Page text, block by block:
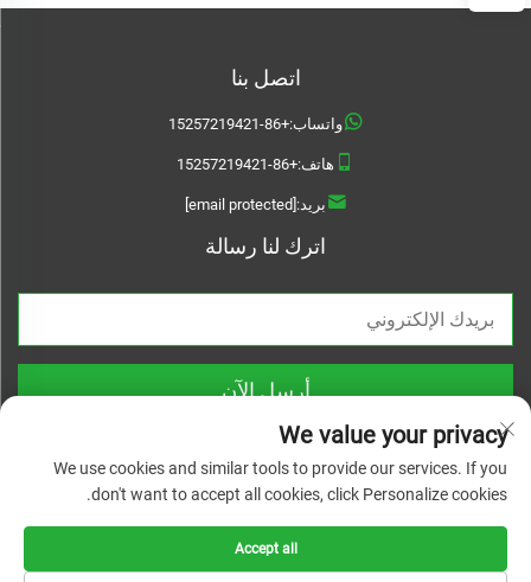
اتصل بنا
واتساب:+86-15257219421
هاتف:+86-15257219421
بريد:[email protected]
اترك لنا رسالة
أرسل الآن
We value your privacy
We use cookies and similar tools to provide our services. If you
don't want to accept all cookies, click Personalize cookies.
Accept all